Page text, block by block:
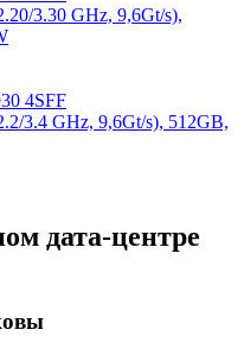
3.30 GHz, 9,6Gt/s),
4SFF
3.4 GHz, 9,6Gt/s), 512GB,
дата-центре